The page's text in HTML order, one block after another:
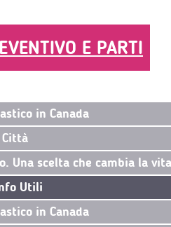
E PARTI
in Canada
Città
Una scelta che cambia la vita
Utili
in Canada